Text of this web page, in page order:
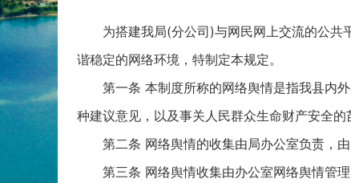
为搭建我局(分公司)与网民网上交流的公共
谐稳定的网络环境，特制定本规定。
第一条 本制度所称的网络舆情是指我县内
种建议意见，以及事关人民群众生命财产安全的
第二条 网络舆情的收集由局办公室负责，
第三条 网络舆情收集由办公室网络舆情管